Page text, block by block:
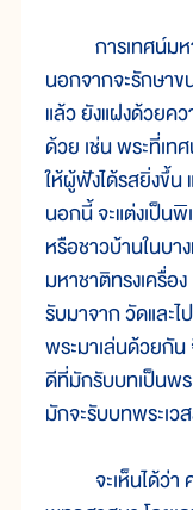
การเทศน์มหา
นอกจากจะรักษา
แล้ว ยังแฝงด้วยค
ด้วย เช่น พระที่เ
ให้ผู้ฟังได้รสยิ่งขึ้น
นอกนี้ จะแต่งเป็น
หรือชาวบ้านในบา
มหาชาติทรงเครื่อ
รับมาจาก วัดและ
พระมาเล่นด้วยกัน
ดีที่มักรับบทเป็นพ
มักจะรับบทพระเว
จะเห็นได้ว่า ค